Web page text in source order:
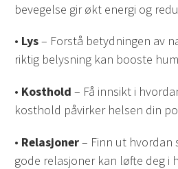
bevegelse gir økt energi og
• Lys– Forstå betydningen av
riktig belysning kan booste
• Kosthold – Få innsikt i
kosthold påvirker helsen din
• Relasjoner– Finn ut hvordan
gode relasjoner kan løfte deg i